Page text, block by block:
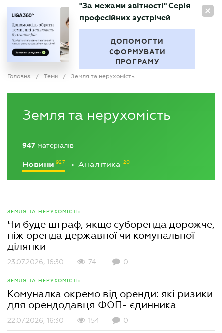
UA
БУХГАЛТЕР
"За межами звітності" Серія
професійних зустрічей
ДОПОМОГТИ
СФОРМУВАТИ
ПРОГРАМУ
Головна / Теми / Земля та нерухомість
Земля та нерухомість
947 матеріалів
Новини • Аналітика
ЗЕМЛЯ ТА НЕРУХОМІСТЬ
Чи буде штраф, якщо суборенда дорожче,
ніж оренда державної чи комунальної
ділянки
23.07.2026, 16:30 74 0
ЗЕМЛЯ ТА НЕРУХОМІСТЬ
Комуналка окремо від оренди: які ризики
для орендодавця ФОП- єдинника
22.07.2026, 16:30 154 0